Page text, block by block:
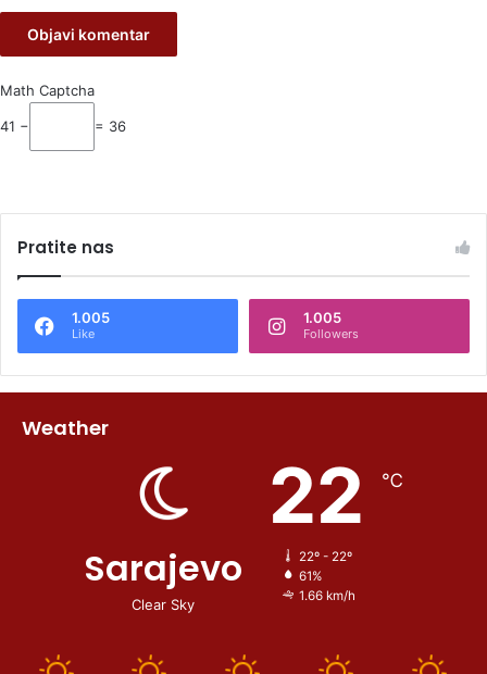
Math Captcha
41 − = 36
Pratite nas
1.005
Like
1.005
Followers
Weather
Sarajevo
Clear Sky
22 ℃
22º - 22º
61%
1.66 km/h